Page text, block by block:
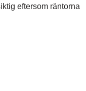
eftersom räntorna